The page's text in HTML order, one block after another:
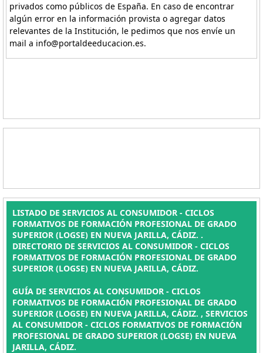
privados como públicos de España. En caso de encontrar
algún error en la información provista o agregar datos
relevantes de la Institución, le pedimos que nos envíe un
mail a info@portaldeeducacion.es.
LISTADO DE SERVICIOS AL CONSUMIDOR - CICLOS
FORMATIVOS DE FORMACIÓN PROFESIONAL DE GRADO
SUPERIOR (LOGSE) EN NUEVA JARILLA, CÁDIZ. .
DIRECTORIO DE SERVICIOS AL CONSUMIDOR - CICLOS
FORMATIVOS DE FORMACIÓN PROFESIONAL DE GRADO
SUPERIOR (LOGSE) EN NUEVA JARILLA, CÁDIZ.
GUÍA DE SERVICIOS AL CONSUMIDOR - CICLOS
FORMATIVOS DE FORMACIÓN PROFESIONAL DE GRADO
SUPERIOR (LOGSE) EN NUEVA JARILLA, CÁDIZ. , SERVICIOS
AL CONSUMIDOR - CICLOS FORMATIVOS DE FORMACIÓN
PROFESIONAL DE GRADO SUPERIOR (LOGSE) EN NUEVA
JARILLA, CÁDIZ.